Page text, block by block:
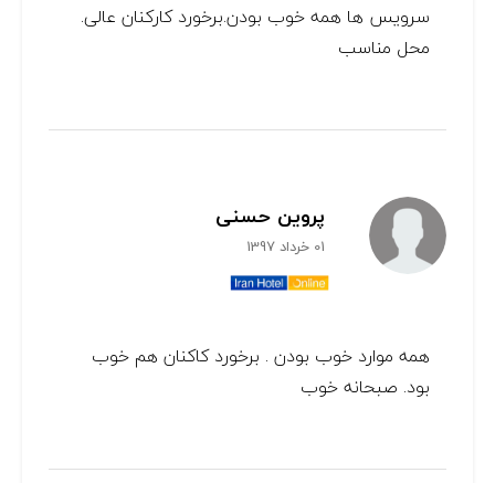
سرویس ها همه خوب بودن.برخورد کارکنان عالی.
محل مناسب
پروین حسنی
01 خرداد 1397
همه موارد خوب بودن . برخورد کاکنان هم خوب
بود. صبحانه خوب